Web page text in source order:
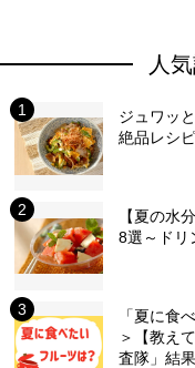
人
ジュワッ
絶品レシ
【夏の水
8選～ドリ
「夏に食
＞【教え
査隊」結